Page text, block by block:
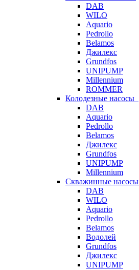
DAB
WILO
Aquario
Pedrollo
Belamos
Джилекс
Grundfos
UNIPUMP
Millennium
ROMMER
Колодезные насосы
DAB
Aquario
Pedrollo
Belamos
Джилекс
Grundfos
UNIPUMP
Millennium
Скважинные насосы
DAB
WILO
Aquario
Pedrollo
Belamos
Водолей
Grundfos
Джилекс
UNIPUMP